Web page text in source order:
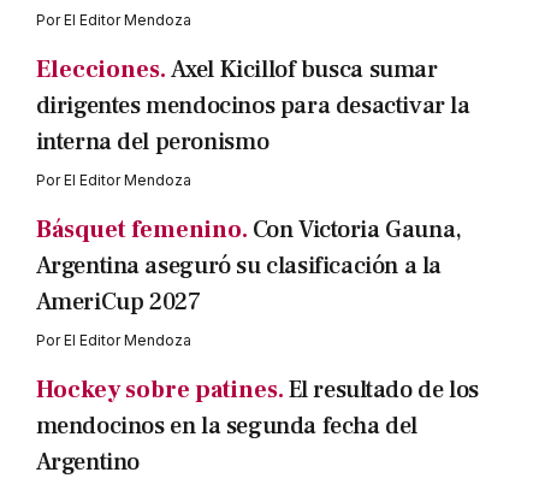
PorEl Editor Mendoza
Elecciones.Axel Kicillof busca sumar
dirigentes mendocinos para desactivar la
interna del peronismo
PorEl Editor Mendoza
Básquet femenino. Con Victoria Gauna,
Argentina aseguró su clasificación a la
AmeriCup 2027
PorEl Editor Mendoza
Hockey sobre patines.El resultado de los
mendocinos en la segunda fecha del
Argentino